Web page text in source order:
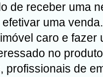
de receber uma
uma
caro e
no
profissionais de